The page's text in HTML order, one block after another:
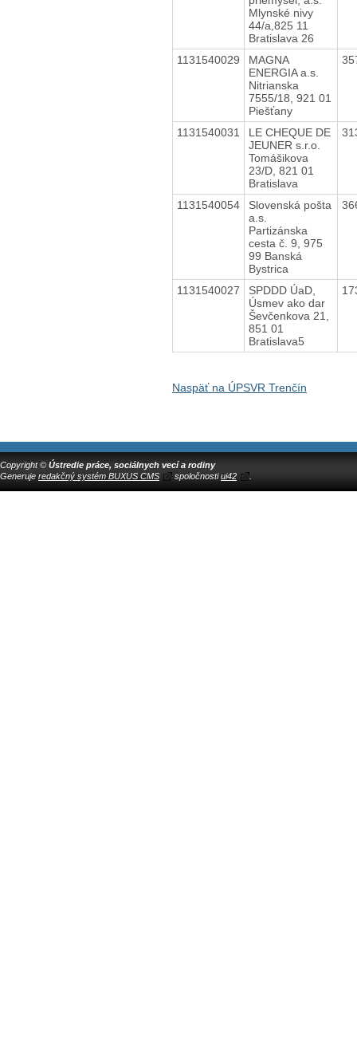
Mlynské nivy
44/a,825 11
Bratislava 26
1131540029
MAGNA
ENERGIA a.s.
Nitrianska
7555/18, 921 01
Piešťany
1131540031
LE CHEQUE DE
JEUNER s.r.o.
Tomášikova
23/D, 821 01
Bratislava
1131540054
Slovenská pošta
a.s.
Partizánska
cesta č. 9, 975
99 Banská
Bystrica
1131540027
SPDDD ÚaD,
Úsmev ako dar
Ševčenkova 21,
851 01
Bratislava5
Naspäť na ÚPSVR Trenčín
Copyright © Ústredie práce, sociálnych vecí a rodiny
Generuje redakčný systém BUXUS CMS spoločnostiui42